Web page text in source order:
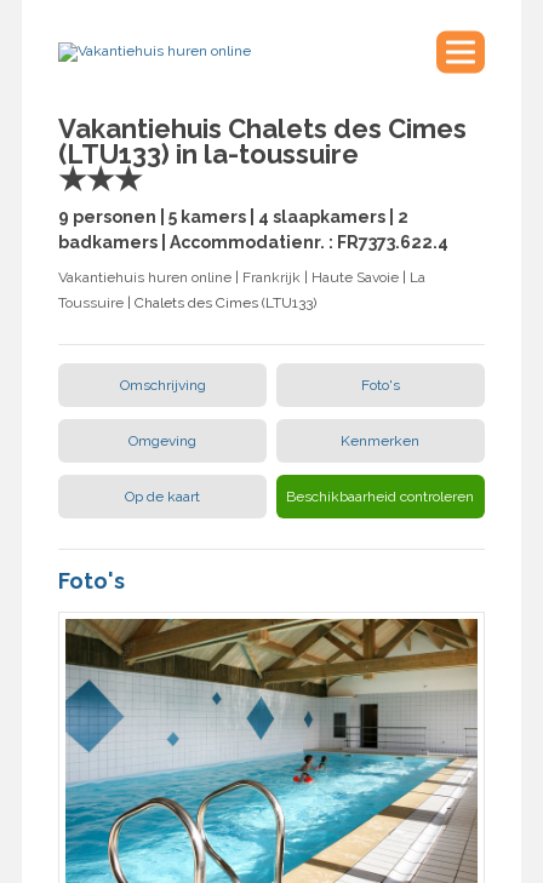
Vakantiehuis Chalets des Cimes
(LTU133) in la-toussuire
★★★
9 personen | 5 kamers | 4 slaapkamers | 2
badkamers | Accommodatienr. : FR7373.622.4
Vakantiehuis huren online| Frankrijk Haute Savoie| La
Toussuire| Chalets des Cimes (LTU133)
Omschrijving Foto's
Omgeving Kenmerken
Op de kaart Beschikbaarheid controleren
Foto's